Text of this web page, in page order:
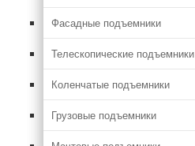
Фасадные подъемники
Телескопические подъемники
Коленчатые подъемники
Грузовые подъемники